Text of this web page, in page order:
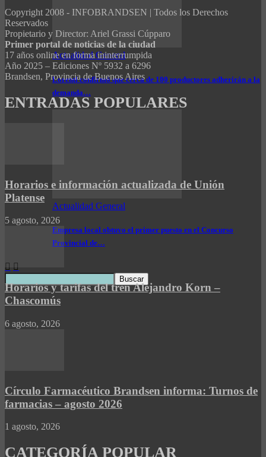
Actualidad General
Lorenti confirmó que cerca de 100 productores adherirán a la
demanda…
Actualidad General
Empresa local obtuvo el primer puesto en el Concurso
Provincial de…
Copyright 2008 - INFOBRANDSEN | Todos los Derechos
Reservados
Propietario y Director: Ariel Grassi Cúpparo
Primer portal de noticias de la ciudad
17 años online en forma ininterrumpida
Año 2025 – Ediciones Nº 5932 a 6296
Brandsen, Provincia de Buenos Aires
ENTRADAS POPULARES
Horarios e información actualizada de Unión
Platense
5 agosto, 2026
Horarios y tarifas del tren Alejandro Korn –
Chascomús
6 agosto, 2026
Círculo Farmacéutico Brandsen informa: Turnos de
farmacias – agosto 2026
1 agosto, 2026
CATEGORÍA POPULAR